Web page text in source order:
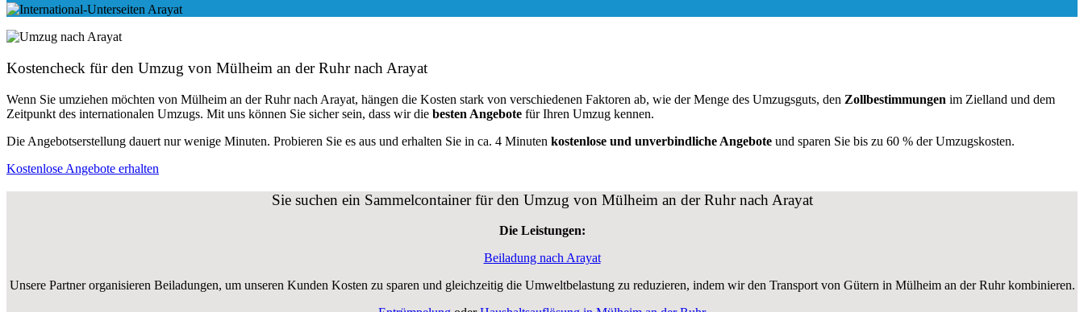
Kostencheck für den Umzug von Mülheim an der Ruhr nach Arayat
Wenn Sie umziehen möchten von Mülheim an der Ruhr nach Arayat, hängen die Kosten stark von verschiedenen Faktoren ab, wie der Menge des Umzugsguts, den Zollbestimmungen im Zielland und dem
Zeitpunkt des internationalen Umzugs. Mit uns können Sie sicher sein, dass wir die besten Angebote für Ihren Umzug kennen.
Die Angebotserstellung dauert nur wenige Minuten. Probieren Sie es aus und erhalten Sie in ca. 4 Minuten kostenlose und unverbindliche Angebote und sparen Sie bis zu 60 % der Umzugskosten.
Kostenlose Angebote erhalten
Sie suchen ein Sammelcontainer für den Umzug von Mülheim an der Ruhr nach Arayat
Die Leistungen:
Beiladung nach Arayat
Unsere Partner organisieren Beiladungen, um unseren Kunden Kosten zu sparen und gleichzeitig die Umweltbelastung zu reduzieren, indem wir den Transport von Gütern in Mülheim an der Ruhr kombinieren.